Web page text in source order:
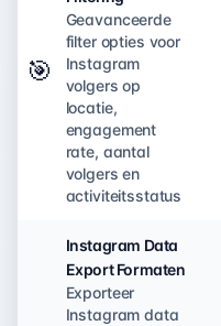
🎯
Geavanceerde
filter opties voor
Instagram
volgers op
locatie,
engagement
rate, aantal
volgers en
activiteitsstatus
Instagram Data
Export Formaten
Exporteer
Instagram data